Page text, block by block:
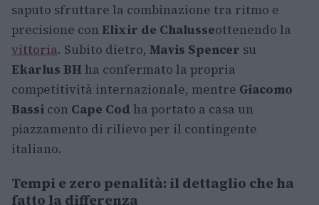
saputo sfruttare la combinazione tra ritmo e
precisione con Elixir de Chalusseottenendo la
vittoria. Subito dietro, Mavis Spencer su
Ekarlus BH ha confermato la propria
competitività internazionale, mentre Giacomo
Bassi con Cape Cod ha portato a casa un
piazzamento di rilievo per il contingente
italiano.
Tempi e zero penalità: il dettaglio che ha
fatto la differenza